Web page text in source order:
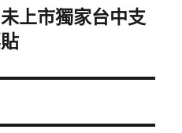
上市獨家台中支